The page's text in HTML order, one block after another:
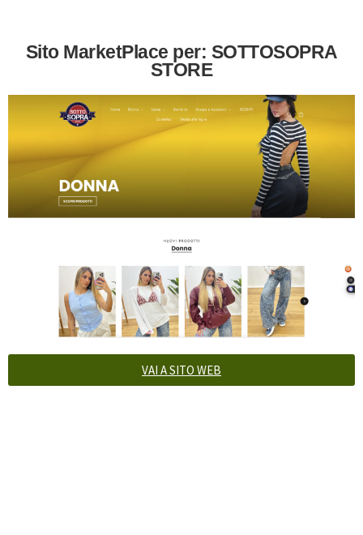
Sito MarketPlace per: SOTTOSOPRA
STORE
VAI A SITO WEB